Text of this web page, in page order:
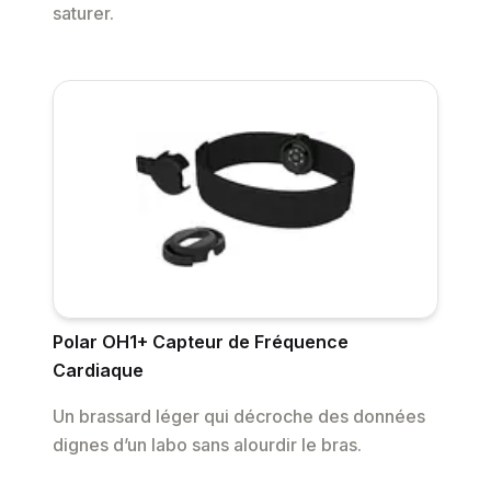
saturer.
Polar OH1+ Capteur de Fréquence
Cardiaque
Un brassard léger qui décroche des données
dignes d’un labo sans alourdir le bras.